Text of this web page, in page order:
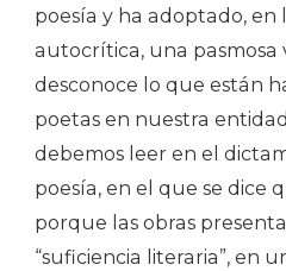
poesía y ha adoptado, en
autocrítica, una pasmosa
desconoce lo que están
poetas en nuestra
debemos leer en el
poesía, en el que se dice
porque las obras
“suficiencia literaria”, en